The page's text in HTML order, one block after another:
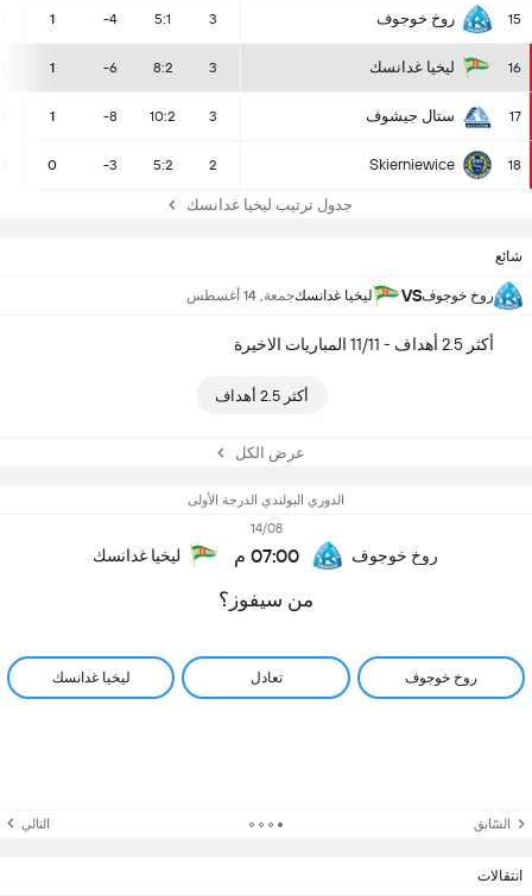
15 روخ خوجوف 3
5:1
-4
1
16 ليخيا غدانسك 3
8:2
-6
1
17 ستال جيشوف 3
10:2
-8
1
18
Skierniewice
2
5:2
-3
0
جدول ترتيب ليخيا غدانسك
شائع
روخ خوجوفVS ليخيا غدانسكجمعة, 14 أغسطس
أكثر 2.5 أهداف - 11/11 المباريات الاخيرة
أكثر 2.5 أهداف
عرض الكل
الدوري البولندي الدرجة الأولى
روخ خوجوف
14/08
07:00 م ليخيا غدانسك
من سيفوز؟
روخ خوجوف تعادل ليخيا غدانسك
السّابق التالي
انتقالات